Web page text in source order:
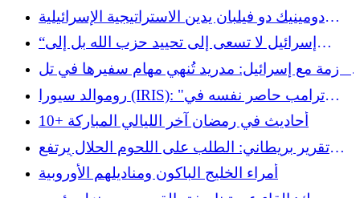
دومينيك دو فيلبان يدين الاستراتيجية الإسرائيلية
التوسعية "التي لا نهاية لها".
“إسرائيل لا تسعى إلى تحييد حزب الله بل إلى
زعزعة استقرار لبنان”، استنكر السفير اللبناني في
باريس
الأزمة مع إسرائيل: مدريد تُنهي مهام سفيرها في تل
أبيب
روموالد سيورا (IRIS): "ترامب حاصر نفسه في
الحرب ضد إيران"
10+ أحاديث في رمضان آخر الليالي المباركة
تقرير بريطاني: الطلب على اللحوم الحلال يرتفع
بشكل حاد في أوروبا
أمراء الخليج الباكون ومناديلهم الأوروبية